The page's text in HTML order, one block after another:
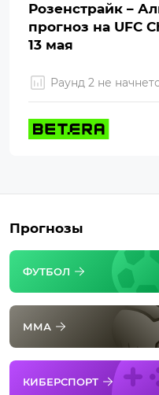
Розенстрайк –
прогноз на UFC
13 мая
Раунд 2 не
Прогнозы
ФУТБОЛ
ММА
КИБЕРСПОРТ